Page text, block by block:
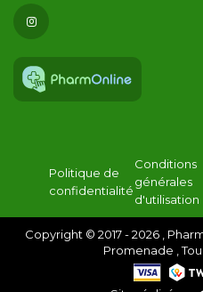
Politique de
confidentialité
Conditions
générales
d'utilisation
Copyright © 2017 - 2026 ,
Promenade ,